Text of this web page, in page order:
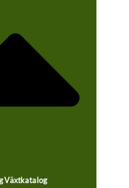
Växtkatalog